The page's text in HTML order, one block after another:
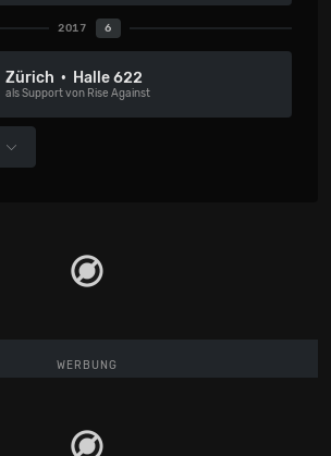
2017 6
Zürich · Halle 622
als Support von Rise Against
WERBUNG